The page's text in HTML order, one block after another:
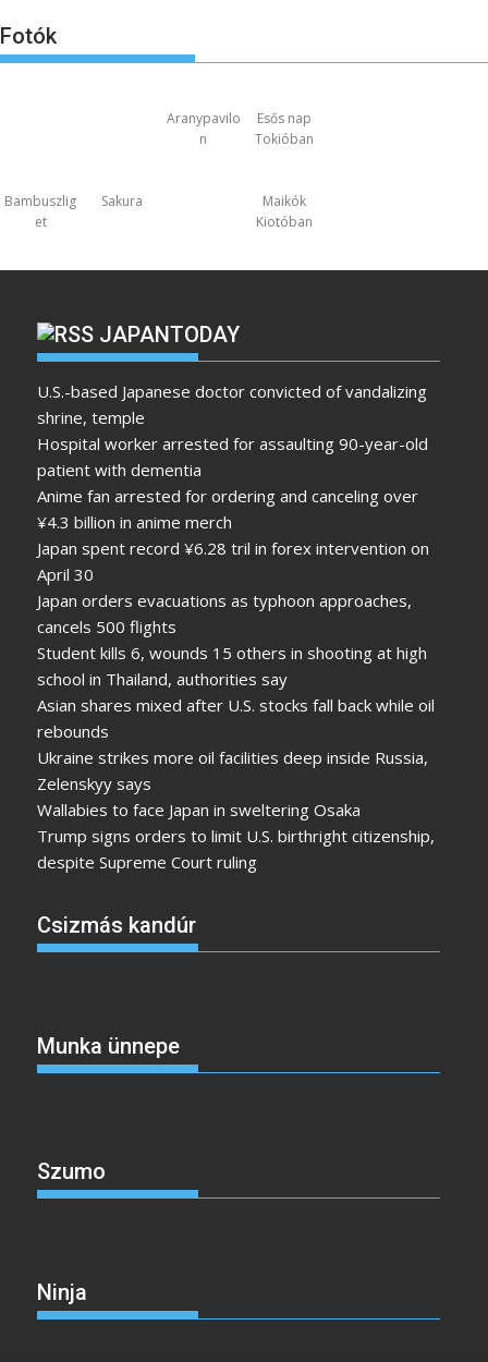
Fotók
Aranypavilo
n
Esős nap
Tokióban
Bambuszlig
et
Sakura
Maikók
Kiotóban
JAPANTODAY
U.S.-based Japanese doctor convicted of vandalizing
shrine, temple
Hospital worker arrested for assaulting 90-year-old
patient with dementia
Anime fan arrested for ordering and canceling over
¥4.3 billion in anime merch
Japan spent record ¥6.28 tril in forex intervention on
April 30
Japan orders evacuations as typhoon approaches,
cancels 500 flights
Student kills 6, wounds 15 others in shooting at high
school in Thailand, authorities say
Asian shares mixed after U.S. stocks fall back while oil
rebounds
Ukraine strikes more oil facilities deep inside Russia,
Zelenskyy says
Wallabies to face Japan in sweltering Osaka
Trump signs orders to limit U.S. birthright citizenship,
despite Supreme Court ruling
Csizmás kandúr
Munka ünnepe
Szumo
Ninja